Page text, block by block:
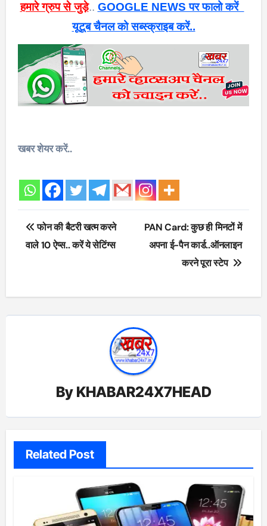
हमारे ग्रुप से जुड़े.. GOOGLE NEWS पर फालो करें
यूटूब चैनल को सब्स्क्राइब करें..
खबर शेयर करें..
Post
navigation
फोन की बैटरी खत्म करने
वाले 10 ऐप्स.. करें ये सेटिंग्स
PAN Card: कुछ ही मिनटों में
अपना ई-पैन कार्ड..ऑनलाइन
करने पूरा स्टेप
By KHABAR24X7HEAD
Related Post